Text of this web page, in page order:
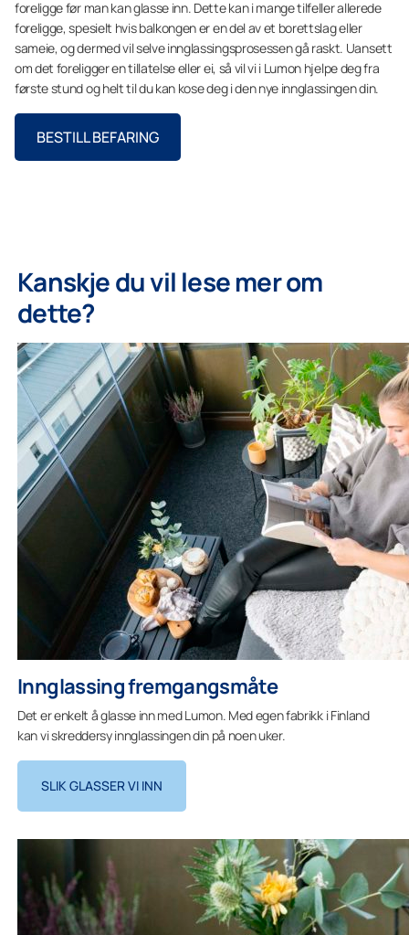
foreligge før man kan glasse inn. Dette kan i mange tilfeller allerede
foreligge, spesielt hvis balkongen er en del av et borettslag eller
sameie, og dermed vil selve innglassingsprosessen gå raskt. Uansett
om det foreligger en tillatelse eller ei, så vil vi i Lumon hjelpe deg fra
første stund og helt til du kan kose deg i den nye innglassingen din.
BESTILL BEFARING
Kanskje du vil lese mer om
dette?
Innglassing fremgangsmåte
Det er enkelt å glasse inn med Lumon. Med egen fabrikk i Finland
kan vi skreddersy innglassingen din på noen uker.
SLIK GLASSER VI INN